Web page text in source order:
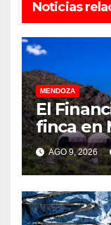
Noticias
MENDOZA
El
finca en
CEOs y
planean
nuclear
AGO 9, 2026